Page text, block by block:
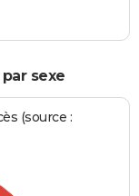
sexe
(source :